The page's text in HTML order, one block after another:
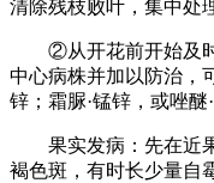
清除残枝败叶，集中处
②从开花前开始及时
中心病株并加以防治，
锌；霜脲·锰锌，或唑醚·
果实发病：先在近果
褐色斑，有时长少量自